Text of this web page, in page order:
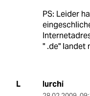
PS: Leider
" .de" landet
L lurchi